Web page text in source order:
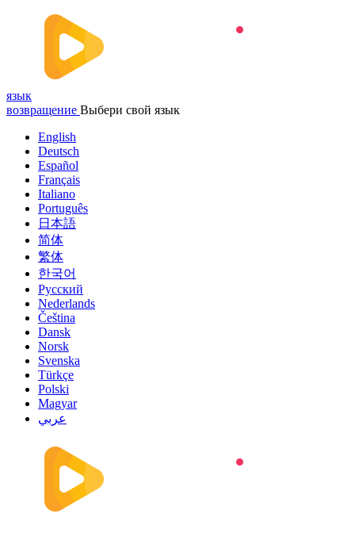
язык
возвращение Выбери свой язык
English
Deutsch
Español
Français
Italiano
Português
日本語
简体
繁体
한국어
Русский
Nederlands
Čeština
Dansk
Norsk
Svenska
Türkçe
Polski
Magyar
عربي